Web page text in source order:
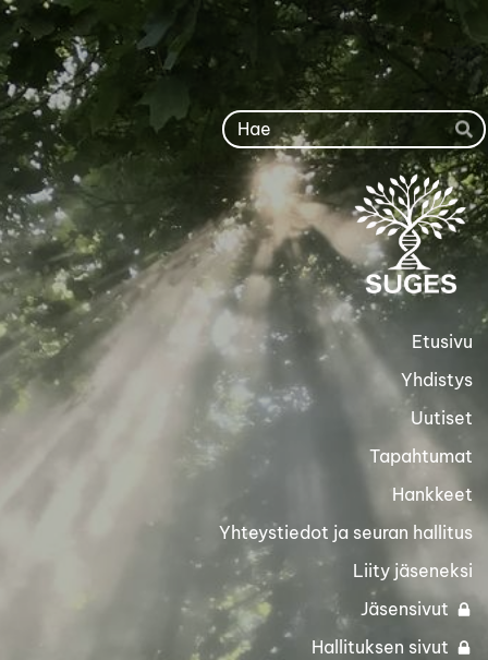
Siirry
sivun
sisältöön
Etusivu
Yhdistys
Uutiset
Tapahtumat
Hankkeet
Yhteystiedot ja seuran hallitus
Liity jäseneksi
Jäsensivut
Hallituksen sivut